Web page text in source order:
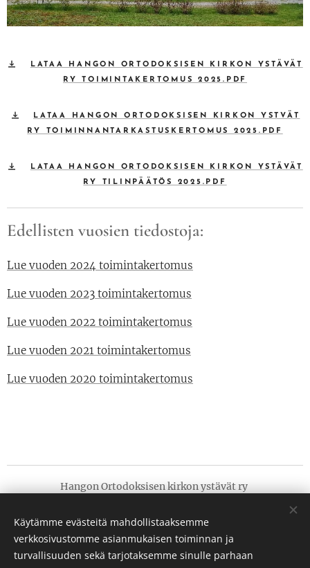
LATAA HANGON ORTODOKSISEN KIRKON YSTÄVÄT
RY TOIMINTAKERTOMUS 2025.PDF
LATAA HANGON ORTODOKSISEN KIRKON YSTVÄT
RY TOIMINNANTARKASTUSKERTOMUS 2025.PDF
LATAA HANGON ORTODOKSISEN KIRKON YSTÄVÄT
RY TILINPÄÄTÖS 2025.PDF
Edellisten vuosien tiedostoja:
Lue vuoden 2024 toimintakertomus
Lue vuoden 2023 toimintakertomus
Lue vuoden 2022 toimintakertomus
Lue vuoden 2021 toimintakertomus
Lue vuoden 2020 toimintakertomus
Hangon Ortodoksisen kirkon ystävät ry
Säännöt
Toimintakertomus
Käytämme evästeitä mahdollistaaksemme
verkkosivustomme asianmukaisen toiminnan ja
turvallisuuden sekä tarjotaksemme sinulle parhaan